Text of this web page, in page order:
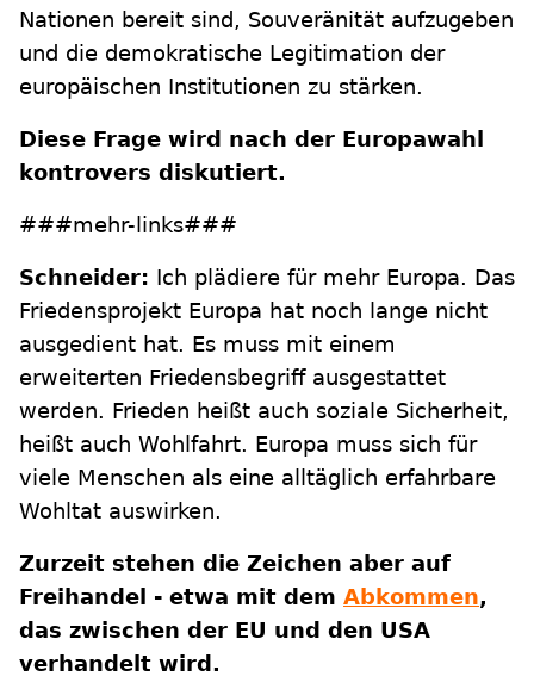
Nationen bereit sind, Souveränität aufzugeben
und die demokratische Legitimation der
europäischen Institutionen zu stärken.
Diese Frage wird nach der Europawahl
kontrovers diskutiert.
###mehr-links###
Schneider: Ich plädiere für mehr Europa. Das
Friedensprojekt Europa hat noch lange nicht
ausgedient hat. Es muss mit einem
erweiterten Friedensbegriff ausgestattet
werden. Frieden heißt auch soziale Sicherheit,
heißt auch Wohlfahrt. Europa muss sich für
viele Menschen als eine alltäglich erfahrbare
Wohltat auswirken.
Zurzeit stehen die Zeichen aber auf
Freihandel - etwa mit dem Abkommen,
das zwischen der EU und den USA
verhandelt wird.